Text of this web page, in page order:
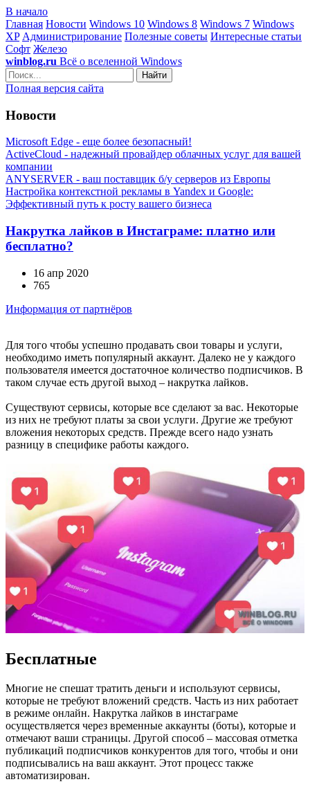
В начало
Главная Новости Windows 10 Windows 8 Windows 7 Windows
XP Администрирование Полезные советы Интересные статьи
Софт Железо
winblog.ru Всё о вселенной Windows
Найти
Полная версия сайта
Новости
Microsoft Edge - еще более безопасный!
ActiveCloud - надежный провайдер облачных услуг для вашей
компании
ANYSERVER - ваш поставщик б/у серверов из Европы
Настройка контекстной рекламы в Yandex и Google:
Эффективный путь к росту вашего бизнеса
Накрутка лайков в Инстаграме: платно или
бесплатно?
16 апр 2020
765
Информация от партнёров
Для того чтобы успешно продавать свои товары и услуги,
необходимо иметь популярный аккаунт. Далеко не у каждого
пользователя имеется достаточное количество подписчиков. В
таком случае есть другой выход – накрутка лайков.
Существуют сервисы, которые все сделают за вас. Некоторые
из них не требуют платы за свои услуги. Другие же требуют
вложения некоторых средств. Прежде всего надо узнать
разницу в специфике работы каждого.
Бесплатные
Многие не спешат тратить деньги и используют сервисы,
которые не требуют вложений средств. Часть из них работает
в режиме онлайн. Накрутка лайков в инстаграме
осуществляется через временные аккаунты (боты), которые и
отмечают ваши страницы. Другой способ – массовая отметка
публикаций подписчиков конкурентов для того, чтобы и они
подписывались на ваш аккаунт. Этот процесс также
автоматизирован.